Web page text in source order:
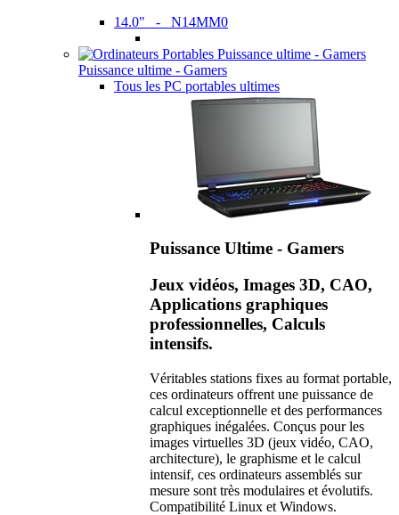
14.0" - N14MM0
Puissance ultime - Gamers
Tous les PC portables ultimes
Puissance Ultime - Gamers
Jeux vidéos, Images 3D, CAO,
Applications graphiques
professionnelles, Calculs
intensifs.
Véritables stations fixes au format portable,
ces ordinateurs offrent une puissance de
calcul exceptionnelle et des performances
graphiques inégalées. Conçus pour les
images virtuelles 3D (jeux vidéo, CAO,
architecture), le graphisme et le calcul
intensif, ces ordinateurs assemblés sur
mesure sont très modulaires et évolutifs.
Compatibilité Linux et Windows.